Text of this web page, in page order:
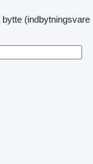
bytte (indbytningsvare